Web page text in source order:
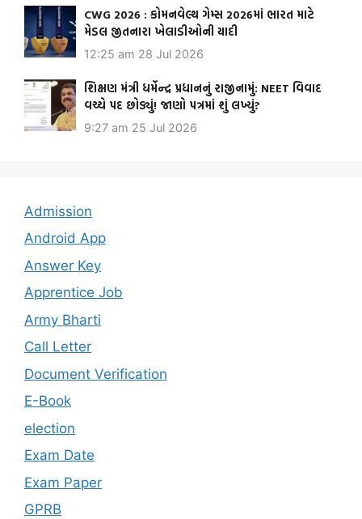
CWG 2026 : કોમનવેલ્થ ગેમ્સ 2026માં ભારત માટે
મેડલ જીતનારા ખેલાડીઓની યાદી
12:25 am 28 Jul 2026
શિક્ષણ મંત્રી ધર્મેન્દ્ર પ્રધાનનું રાજીનામું: NEET વિવાદ
વચ્ચે પદ છોડ્યું! જાણો પત્રમાં શું લખ્યું?
9:27 am 25 Jul 2026
Admission
Android App
Answer Key
Apprentice Job
Army Bharti
Call Letter
Document Verification
E-Book
election
Exam Date
Exam Paper
GPRB